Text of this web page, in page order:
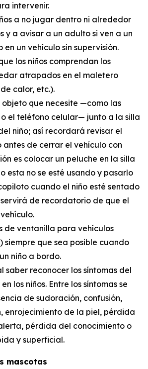
intervenir.
a no jugar dentro ni alrededor
y a avisar a un adulto si ven a un
un vehículo sin supervisión.
los niños comprendan los
atrapados en el maletero
calor, etc.).
que necesite —como las
o el teléfono celular— junto a la silla
niño; así recordará revisar el
antes de cerrar el vehículo con
es colocar un peluche en la silla
esta no se esté usando y pasarlo
cuando el niño esté sentado
de recordatorio de que el
de ventanilla para vehículos
siempre que sea posible cuando
niño a bordo.
saber reconocer los síntomas del
los niños. Entre los síntomas se
de sudoración, confusión,
enrojecimiento de la piel, pérdida
pérdida del conocimiento o
y superficial.
mascotas